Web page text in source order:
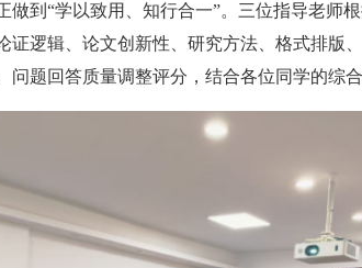
做到“学以致用、知行合一”。 三位指导老师
证逻辑 、论文创新性、 研究方法 、格式排版
问题回答质量调整评分 ， 结合各位同学的综